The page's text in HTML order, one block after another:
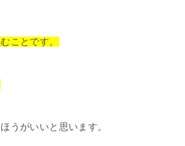
ことです。
うがいいと思います。